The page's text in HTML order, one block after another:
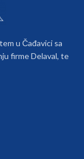
u Čađavici sa
firme Delaval, te